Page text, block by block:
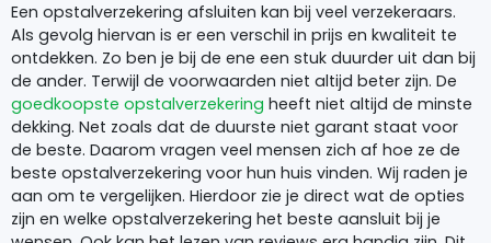
Een opstalverzekering afsluiten kan bij veel verzekeraars.
Als gevolg hiervan is er een verschil in prijs en kwaliteit te
ontdekken. Zo ben je bij de ene een stuk duurder uit dan bij
de ander. Terwijl de voorwaarden niet altijd beter zijn. De
goedkoopste opstalverzekering heeft niet altijd de minste
dekking. Net zoals dat de duurste niet garant staat voor
de beste. Daarom vragen veel mensen zich af hoe ze de
beste opstalverzekering voor hun huis vinden. Wij raden je
aan om te vergelijken. Hierdoor zie je direct wat de opties
zijn en welke opstalverzekering het beste aansluit bij je